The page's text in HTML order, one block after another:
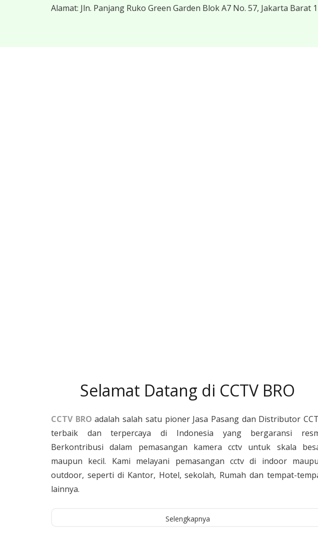
Alamat: Jln. Panjang Ruko Green Garden Blok A7 No. 57, Jakarta Barat
Selamat Datang di CCTV BRO
CCTV BRO adalah salah satu pioner Jasa Pasang dan Distributor
terbaik dan terpercaya di Indonesia yang bergaransi
Berkontribusi dalam pemasangan kamera cctv untuk skala
maupun kecil. Kami melayani pemasangan cctv di indoor
outdoor, seperti di Kantor, Hotel, sekolah, Rumah dan tempat-
lainnya.
Selengkapnya